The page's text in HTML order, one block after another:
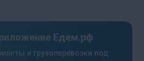
Едем.рф
и грузоперевозки под